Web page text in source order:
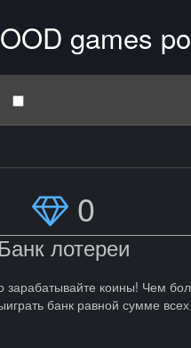
0
Банк лотереи
зарабатывайте коины! Чем
банк равной сумме